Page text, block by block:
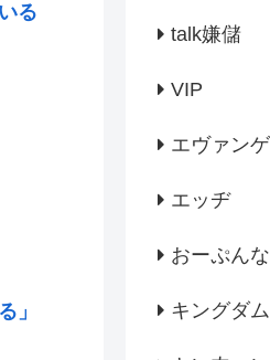
る
」
talk嫌儲
VIP
エヴァン
エッヂ
おーぷん
キングダム